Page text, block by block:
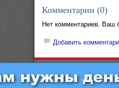
Комментарии (0)
Нет комментариев. Ваш
Добавить